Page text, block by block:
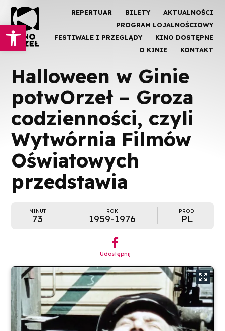
Otwórz pasek narzędzi
REPERTUAR BILETY
AKTUALNOŚCI
PROGRAM LOJALNOŚCIOWY
FESTIWALE I PRZEGLĄDY
KINO DOSTĘPNE
O KINIE
KONTAKT
Halloween w Ginie
potwOrzeł – Groza
codzienności, czyli
Wytwórnia Filmów
Oświatowych
przedstawia
MINUT
73
ROK
1959-1976
PROD.
PL
︁
Udostępnij